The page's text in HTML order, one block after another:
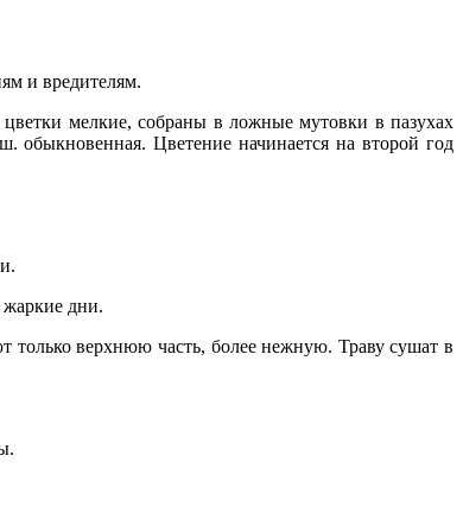
и вредителям.
мелкие, собраны в ложные мутовки в пазухах
обыкновенная. Цветение начинается на второй год
жаркие дни.
только верхнюю часть, более нежную. Траву сушат в